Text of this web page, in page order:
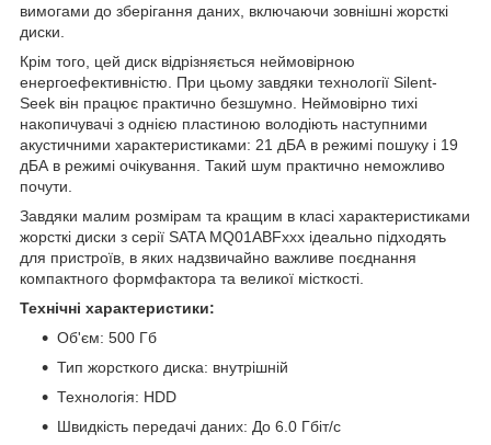
вимогами до зберігання даних, включаючи зовнішні жорсткі
диски.
Крім того, цей диск відрізняється неймовірною
енергоефективністю. При цьому завдяки технології Silent-
Seek він працює практично безшумно. Неймовірно тихі
накопичувачі з однією пластиною володіють наступними
акустичними характеристиками: 21 дБА в режимі пошуку і 19
дБА в режимі очікування. Такий шум практично неможливо
почути.
Завдяки малим розмірам та кращим в класі характеристиками
жорсткі диски з серії SATA MQ01ABFxxx ідеально підходять
для пристроїв, в яких надзвичайно важливе поєднання
компактного формфактора та великої місткості.
Технічні характеристики:
Об'єм: 500 Гб
Тип жорсткого диска: внутрішній
Технологія: HDD
Швидкість передачі даних: До 6.0 Гбіт/с